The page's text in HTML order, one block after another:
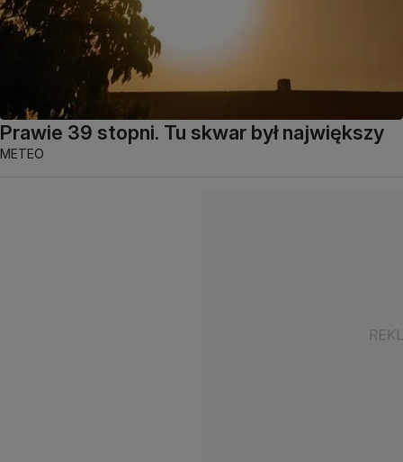
Prawie 39 stopni. Tu skwar był największy
METEO